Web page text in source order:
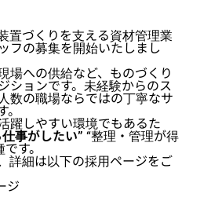
置づくりを支える資材管理業
フの募集を開始いたしまし
場への供給など、ものづくり
ションです。未経験からのス
数の職場ならではの丁寧なサ
躍しやすい環境でもあるた
事がしたい” “整理・管理が得
す。
詳細は以下の採用ページをご
ジ